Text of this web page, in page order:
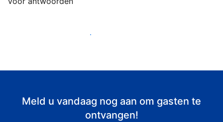
Begin met het verwelkomen van gasten
Meld u vandaag nog aan om gasten te
ontvangen!